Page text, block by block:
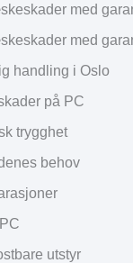
med
med
handling i Oslo
på PC
trygghet
behov
utstyr